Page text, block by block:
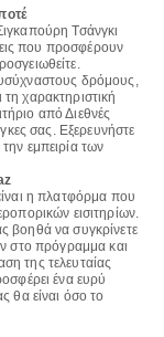
Τσάνγκι
που προσφέρουν
δρόμους,
χαρακτηριστική
από Διεθνές
σας. Εξερευνήστε
εμπειρία των
η πλατφόρμα που
εισιτηρίων.
βοηθά να συγκρίνετε
στο πρόγραμμα και
της τελευταίας
ένα ευρύ
θα είναι όσο το